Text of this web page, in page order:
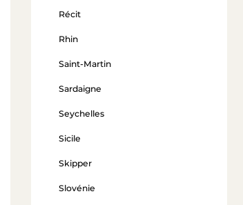
Récit
Rhin
Saint-Martin
Sardaigne
Seychelles
Sicile
Skipper
Slovénie